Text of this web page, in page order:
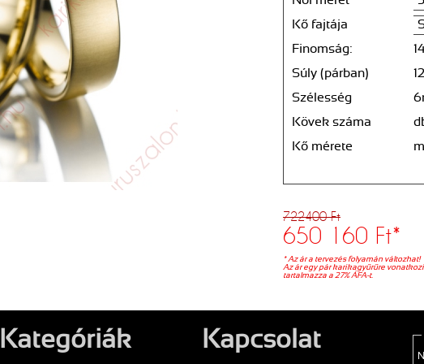
Kő fajtája
Finomság:
Súly (párban)
Szélesség
Kövek száma
Kő mérete
722400 Ft
650 160 Ft*
* Az ár a tervezés folyamán változhat!
Az ár egy pár karikagyűrűre
tartalmazza a 27% ÁFA-t.
Kategóriák Kapcsolat